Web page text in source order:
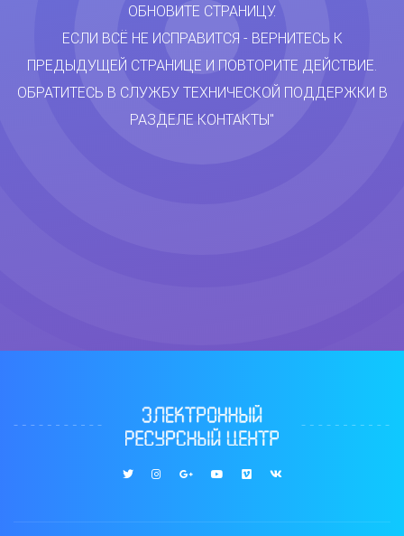
ОБНОВИТЕ СТРАНИЦУ.
ЕСЛИ ВСЁ НЕ ИСПРАВИТСЯ - ВЕРНИТЕСЬ К
ПРЕДЫДУЩЕЙ СТРАНИЦЕ И ПОВТОРИТЕ ДЕЙСТВИЕ.
ОБРАТИТЕСЬ В СЛУЖБУ ТЕХНИЧЕСКОЙ ПОДДЕРЖКИ В
РАЗДЕЛЕ КОНТАКТЫ"